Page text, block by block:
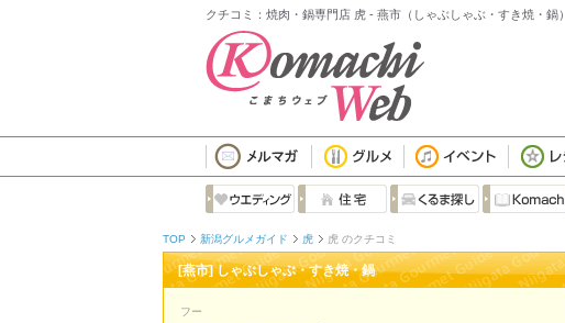
クチコミ：焼肉・鍋専門店 虎 - 燕市（しゃぶしゃぶ・すき焼・鍋）
TOP 新潟グルメガイド 虎 虎 のクチコミ
[燕市] しゃぶしゃぶ・すき焼・鍋
フー